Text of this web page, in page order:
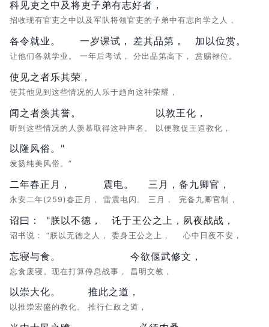
科见吏之中及将吏子弟有志好者，
招收现有官吏之中以及军队将领官吏的子弟中有志向学之人，
各令就业。
让他们各就学业。
一岁课试，
一年后考试，
差其品第，
分出品第高下，
加以位赏。
赏赐禄位。
使见之者乐其荣，
使其他见到这些情况的人乐于趋向这种荣耀，
闻之者羡其誉。
听到这些情况的人羡慕取得这种声名。
以敦王化，
以便敦促王道教化，
以隆风俗。"
发扬纯美风俗。”
二年春正月，
永安二年(259)春正月，
震电。
雷震电闪。
三月，
三月，
备九卿官，
完备九卿官制，
诏曰：
诏书说：
"朕以不德，
“朕以无德之人，
讬于王公之上，
委身王公之上，
夙夜战战，
心中日夜不安，
忘寝与食。
忘食废寝。现在打算停息战事，
今欲偃武修文，
昌明文教，
以崇大化。
以推崇宏盛的教化。
推此之道，
推行仁政之道，